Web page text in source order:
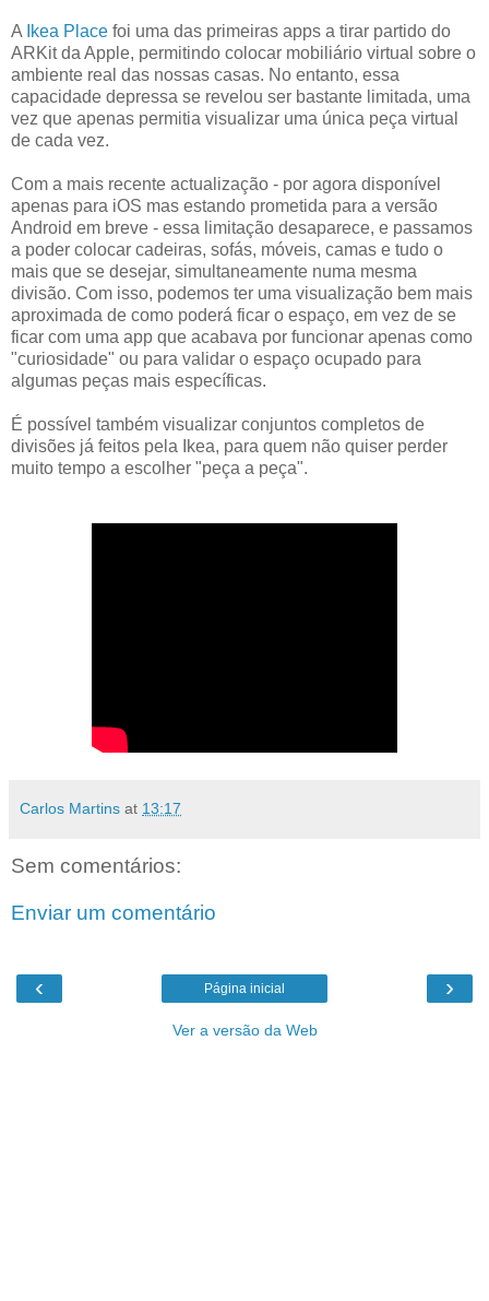
A Ikea Place foi uma das primeiras apps a tirar partido do
ARKit da Apple, permitindo colocar mobiliário virtual sobre o
ambiente real das nossas casas. No entanto, essa
capacidade depressa se revelou ser bastante limitada, uma
vez que apenas permitia visualizar uma única peça virtual
de cada vez.
Com a mais recente actualização - por agora disponível
apenas para iOS mas estando prometida para a versão
Android em breve - essa limitação desaparece, e passamos
a poder colocar cadeiras, sofás, móveis, camas e tudo o
mais que se desejar, simultaneamente numa mesma
divisão. Com isso, podemos ter uma visualização bem mais
aproximada de como poderá ficar o espaço, em vez de se
ficar com uma app que acabava por funcionar apenas como
"curiosidade" ou para validar o espaço ocupado para
algumas peças mais específicas.
É possível também visualizar conjuntos completos de
divisões já feitos pela Ikea, para quem não quiser perder
muito tempo a escolher "peça a peça".
Carlos Martins at 13:17
Sem comentários:
Enviar um comentário
‹ ›
Página inicial
Ver a versão da Web